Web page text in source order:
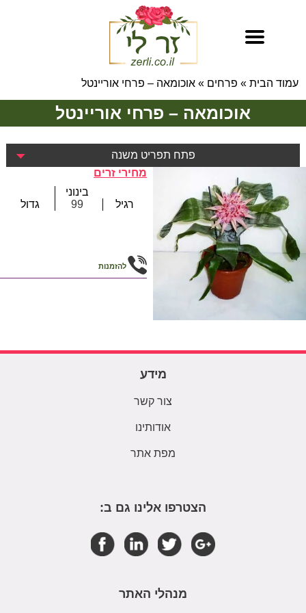
עמוד הבית » פרחים » אוכומאה – פרחי אוריינטל
אוכומאה – פרחי אוריינטל
פתח תפריט משנה
מחירי זרים
רגיל
בינוני
99
גדול
להזמנות
מידע
צור קשר
אודותינו
מפת אתר
הצטרפו אלינו גם ב:
מנהלי האתר